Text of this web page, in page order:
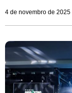
4 de novembro de 2025